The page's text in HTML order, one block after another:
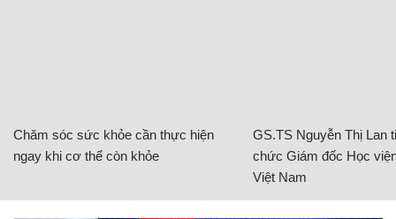
Chăm sóc sức khỏe cần thực hiện
ngay khi cơ thể còn khỏe
GS.TS Nguyễn Thị Lan
chức Giám đốc Học
Việt Nam